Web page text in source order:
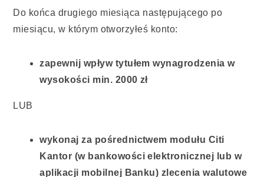
Do końca drugiego miesiąca następującego po
miesiącu, w którym otworzyłeś konto:
zapewnij wpływ tytułem wynagrodzenia w
wysokości min. 2000 zł
LUB
wykonaj za pośrednictwem modułu Citi
Kantor (w bankowości elektronicznej lub w
aplikacji mobilnej Banku) zlecenia walutowe